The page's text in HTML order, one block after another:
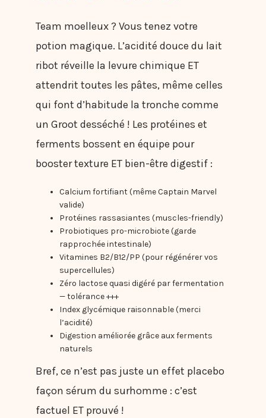
Team moelleux ? Vous tenez votre
potion magique. L’acidité douce du lait
ribot réveille la levure chimique ET
attendrit toutes les pâtes, même celles
qui font d’habitude la tronche comme
un Groot desséché ! Les protéines et
ferments bossent en équipe pour
booster texture ET bien-être digestif :
Calcium fortifiant (même Captain Marvel
valide)
Protéines rassasiantes (muscles-friendly)
Probiotiques pro-microbiote (garde
rapprochée intestinale)
Vitamines B2/B12/PP (pour régénérer vos
supercellules)
Zéro lactose quasi digéré par fermentation
— tolérance +++
Index glycémique raisonnable (merci
l’acidité)
Digestion améliorée grâce aux ferments
naturels
Bref, ce n’est pas juste un effet placebo
façon sérum du surhomme : c’est
factuel ET prouvé !